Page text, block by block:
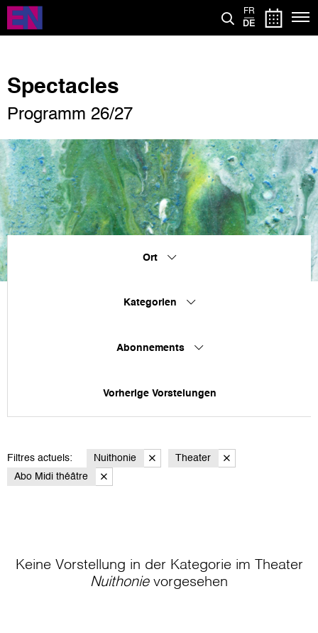
Direkt
zum
Inhalt
FR
DE
Spectacles
Programm 26/27
Ort
Kategorien
Abonnements
Vorherige Vorstelungen
Filtres actuels: Nuithonie
Theater
Abo Midi théâtre
Keine Vorstellung in der Kategorie im Theater
Nuithonievorgesehen